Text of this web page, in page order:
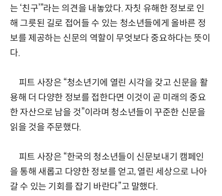
는 ‘친구’”라는 의견을 내놓았다. 자칫 유해한 정보로 인
해 그릇된 길로 접어들 수 있는 청소년들에게 올바른 정
보를 제공하는 신문의 역할이 무엇보다 중요하다는 뜻이
다.
피트 사장은 “청소년기에 열린 시각을 갖고 신문을 활
용해 더 다양한 정보를 접한다면 이것이 곧 미래의 중요
한 자산으로 남을 것”이라며 청소년들이 꾸준한 신문을
읽을 것을 주문했다.
피트 사장은 “한국의 청소년들이 신문보내기 캠페인
을 통해 새롭고 다양한 정보를 얻고, 열린 세상으로 나아
갈 수 있는 기회를 잡기 바란다”고 말했다.